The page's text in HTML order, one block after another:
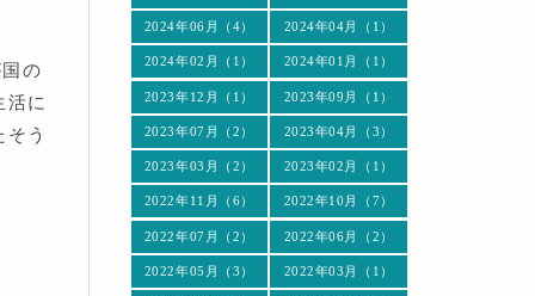
の
活に
う
2024年06月（4） 2024年04月（1）
2024年02月（1） 2024年01月（1）
2023年12月（1） 2023年09月（1）
2023年07月（2） 2023年04月（3）
2023年03月（2） 2023年02月（1）
2022年11月（6） 2022年10月（7）
2022年07月（2） 2022年06月（2）
2022年05月（3） 2022年03月（1）